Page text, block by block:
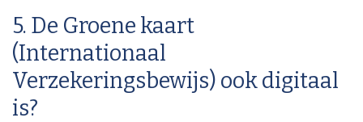
5. De Groene kaart
(Internationaal
Verzekeringsbewijs) ook digitaal
is?